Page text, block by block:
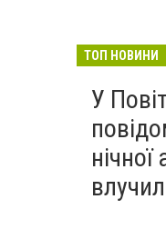
ТОП НОВИНИ
У